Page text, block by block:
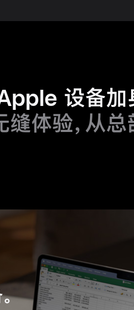
设备加
体验， 从总